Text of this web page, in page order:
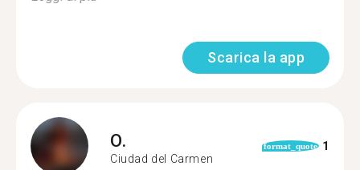
Scarica la app
O.
Ciudad del Carmen
format_quote 1